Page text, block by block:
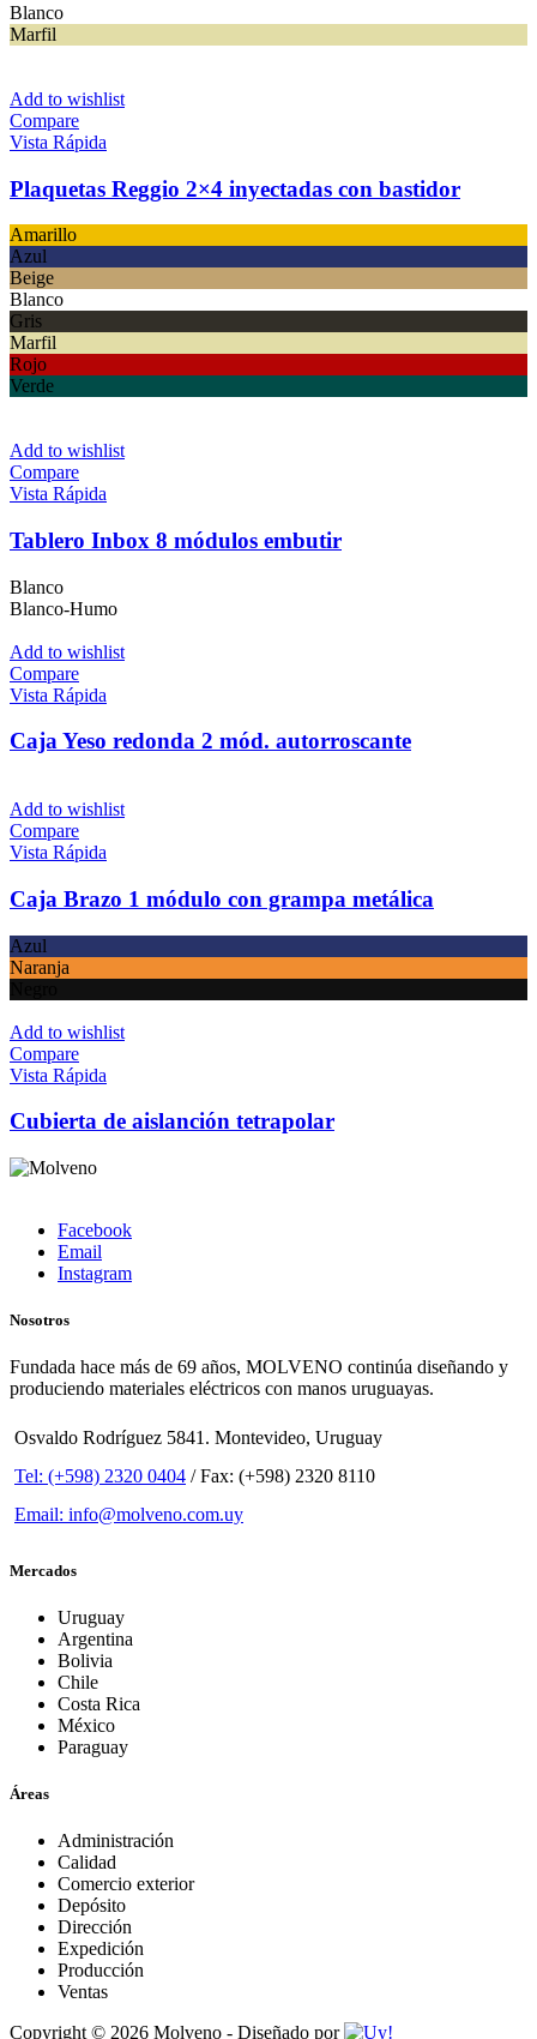
Blanco
Marfil
Add to wishlist
Compare
Vista Rápida
Plaquetas Reggio 2×4 inyectadas con bastidor
Amarillo
Azul
Beige
Blanco
Gris
Marfil
Rojo
Verde
Add to wishlist
Compare
Vista Rápida
Tablero Inbox 8 módulos embutir
Blanco
Blanco-Humo
Add to wishlist
Compare
Vista Rápida
Caja Yeso redonda 2 mód. autorroscante
Add to wishlist
Compare
Vista Rápida
Caja Brazo 1 módulo con grampa metálica
Azul
Naranja
Add to wishlist
Compare
Vista Rápida
Cubierta de aislanción tetrapolar
Facebook
Email
Instagram
Nosotros
Fundada hace más de 69 años, MOLVENO continúa diseñando y
produciendo materiales eléctricos con manos uruguayas.
Osvaldo Rodríguez 5841. Montevideo, Uruguay
Tel: (+598) 2320 0404 / Fax: (+598) 2320 8110
Email: info@molveno.com.uy
Mercados
Uruguay
Argentina
Bolivia
Chile
Costa Rica
México
Paraguay
Áreas
Administración
Calidad
Comercio exterior
Depósito
Dirección
Expedición
Producción
Ventas
Copyright © 2026 Molveno - Diseñado por